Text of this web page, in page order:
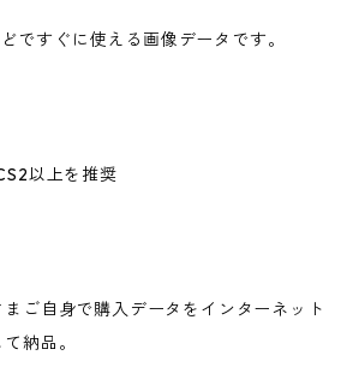
ですぐに使える画像データです。
以上を推奨
ご自身で購入データをインターネット
納品。